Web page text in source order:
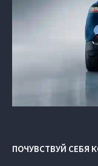
ПОЧУВСТВУЙ СЕБЯ